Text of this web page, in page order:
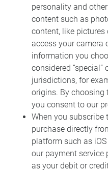
personality and
content such as
content, like
access your camera
information you
considered “special”
jurisdictions, for
origins. By choosing
you consent to our
When you subscribe
purchase directly
platform such as
our payment service
as your debit or